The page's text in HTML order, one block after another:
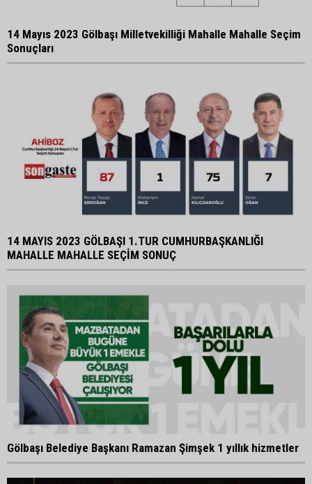
14 Mayıs 2023 Gölbaşı Milletvekilliği Mahalle Mahalle Seçim
Sonuçları
14 MAYIS 2023 GÖLBAŞI 1.TUR CUMHURBAŞKANLIĞI
MAHALLE MAHALLE SEÇİM SONUÇ
Gölbaşı Belediye Başkanı Ramazan Şimşek 1 yıllık hizmetler